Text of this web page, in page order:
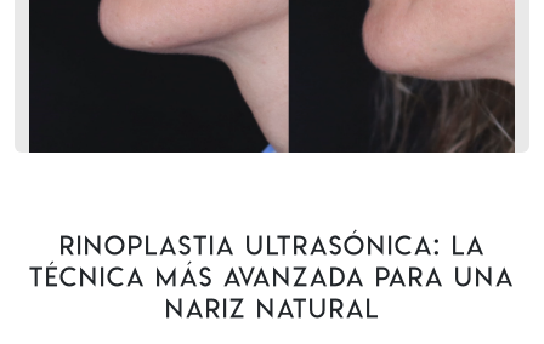
Rinoplastia ultrasónica: la
técnica más avanzada para una
nariz natural